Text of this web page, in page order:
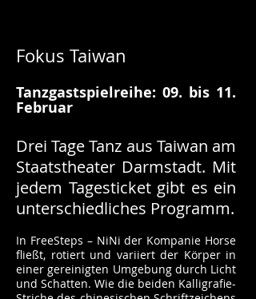
Fokus Taiwan
Tanzgastspielreihe: 09. bis 11.
Februar
Drei Tage Tanz aus Taiwan am
Staatstheater Darmstadt. Mit
jedem Tagesticket gibt es ein
unterschiedliches Programm.
In FreeSteps – NiNi der Kompanie Horse
fließt, rotiert und variiert der Körper in
einer gereinigten Umgebung durch Licht
und Schatten. Wie die beiden Kalligrafie-